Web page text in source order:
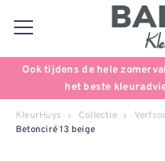
Ook tijdens de hele
het beste
KleurHuys Collectie
Betonciré 13 beige